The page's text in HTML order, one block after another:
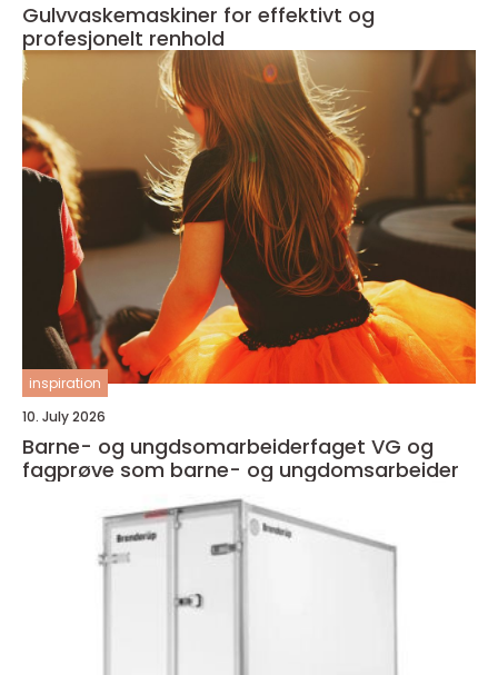
Gulvvaskemaskiner for effektivt og
profesjonelt renhold
inspiration
10. July 2026
Barne- og ungdsomarbeiderfaget VG og
fagprøve som barne- og ungdomsarbeider